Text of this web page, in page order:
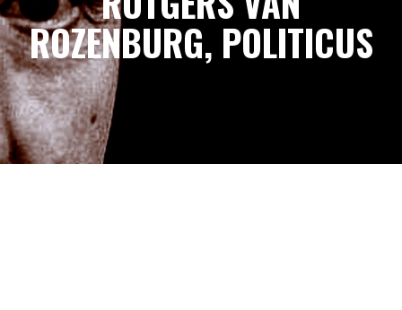
ROZENBURG, POLITICUS